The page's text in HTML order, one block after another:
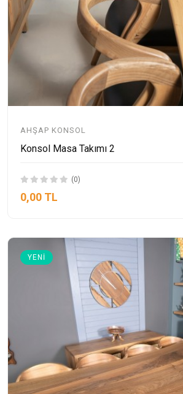
AHŞAP KONSOL
Konsol Masa Takımı 2
(0)
0,00 TL
YENI